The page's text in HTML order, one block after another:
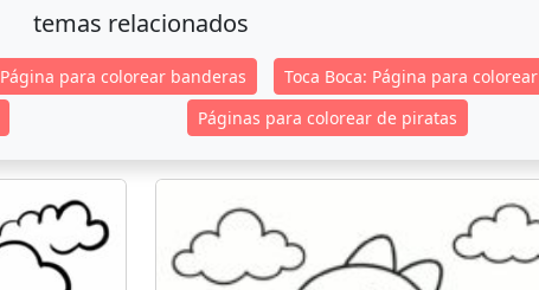
temas relacionados
Página para colorear banderas
Toca Boca: Página para colorear
Páginas para colorear de piratas